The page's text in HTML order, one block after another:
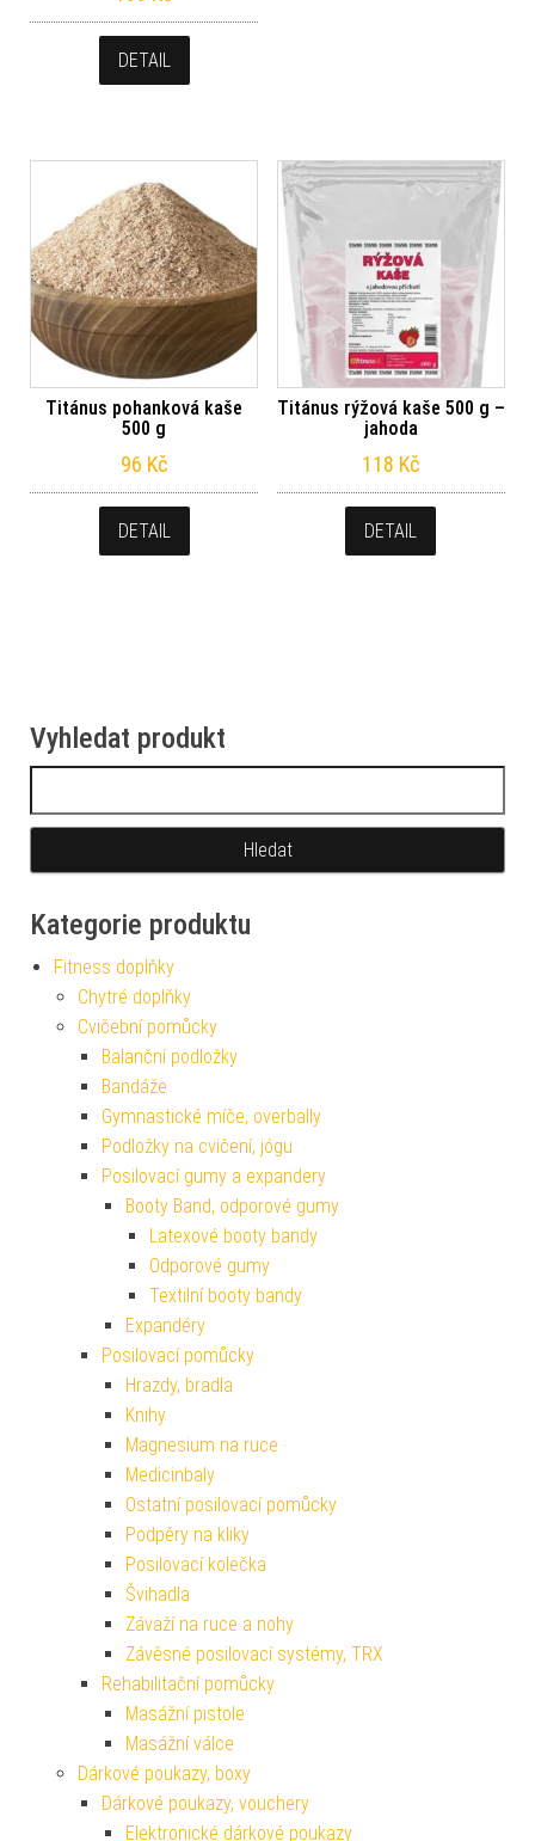
DETAIL
Titánus pohanková kaše
500 g
96 Kč
DETAIL
Titánus rýžová kaše 500 g –
jahoda
118 Kč
DETAIL
Vyhledat produkt
Kategorie produktu
Fitness doplňky
Chytré doplňky
Cvičební pomůcky
Balanční podložky
Bandáže
Gymnastické míče, overbally
Podložky na cvičení, jógu
Posilovací gumy a expandery
Booty Band, odporové gumy
Latexové booty bandy
Odporové gumy
Textilní booty bandy
Expandéry
Posilovací pomůcky
Hrazdy, bradla
Knihy
Magnesium na ruce
Medicinbaly
Ostatní posilovací pomůcky
Podpěry na kliky
Posilovací kolečka
Švihadla
Závaží na ruce a nohy
Závěsné posilovací systémy, TRX
Rehabilitační pomůcky
Masážní pistole
Masážní válce
Dárkové poukazy, boxy
Dárkové poukazy, vouchery
Elektronické dárkové poukazy